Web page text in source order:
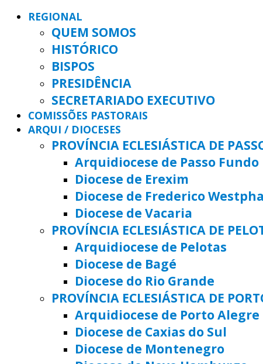
REGIONAL
QUEM SOMOS
HISTÓRICO
BISPOS
PRESIDÊNCIA
SECRETARIADO EXECUTIVO
COMISSÕES PASTORAIS
ARQUI / DIOCESES
PROVÍNCIA ECLESIÁSTICA DE
Arquidiocese de Passo Fundo
Diocese de Erexim
Diocese de Frederico
Diocese de Vacaria
PROVÍNCIA ECLESIÁSTICA DE
Arquidiocese de Pelotas
Diocese de Bagé
Diocese do Rio Grande
PROVÍNCIA ECLESIÁSTICA DE
Arquidiocese de Porto Alegre
Diocese de Caxias do Sul
Diocese de Montenegro